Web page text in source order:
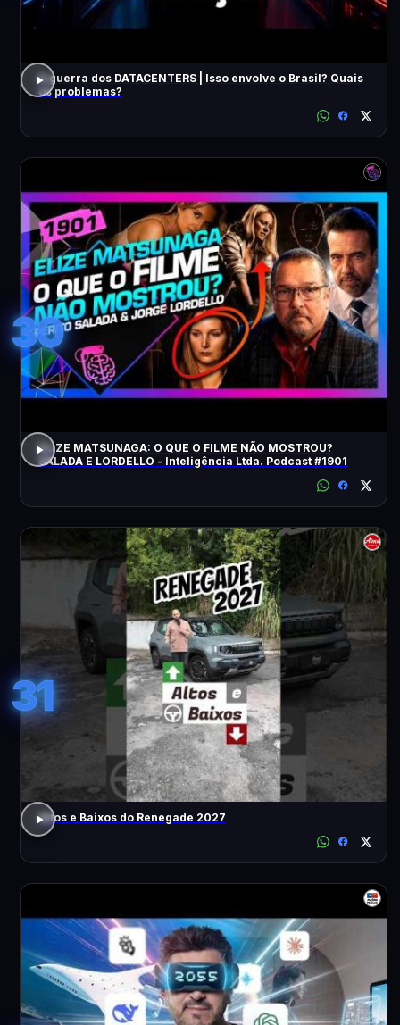
A guerra dos DATACENTERS | Isso envolve o Brasil? Quais
os problemas?
30
ELIZE MATSUNAGA: O QUE O FILME NÃO MOSTROU?
SALADA E LORDELLO - Inteligência Ltda. Podcast #1901
31
Altos e Baixos do Renegade 2027